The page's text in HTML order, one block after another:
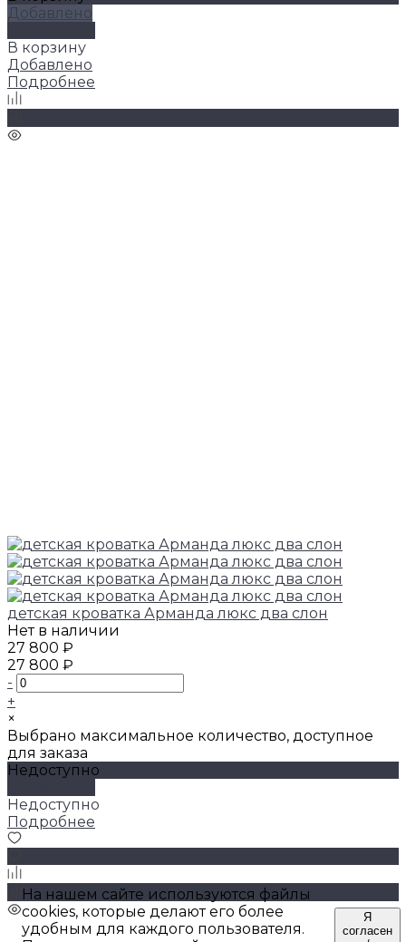
Добавлено
В корзину
Добавлено
Подробнее
детская кроватка Арманда люкс два слон
Нет в наличии
27 800 ₽
27 800 ₽
-
+
×
Выбрано максимальное количество, доступное
для заказа
Недоступно
Недоступно
Подробнее
На нашем сайте используются файлы
cookies, которые делают его более
удобным для каждого пользователя.
Я
согласен